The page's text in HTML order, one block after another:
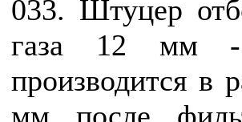
033. Штуцер
газа 12 мм -
производится в